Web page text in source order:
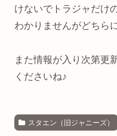
けないでトラジャだけ
わかりませんがどちら
また情報が入り次第更
くださいね♪
スタエン（旧ジャニーズ）